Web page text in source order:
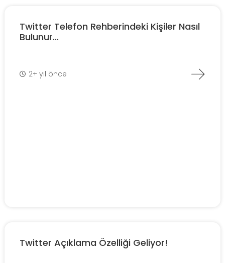
Twitter Telefon Rehberindeki Kişiler Nasıl
Bulunur...
2+ yıl önce
Twitter Açıklama Özelliği Geliyor!